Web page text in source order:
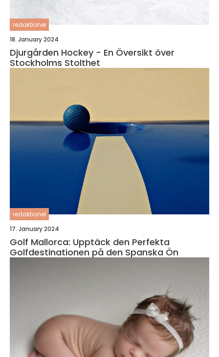
redaktionel
18. January 2024
Djurgården Hockey - En Översikt över
Stockholms Stolthet
redaktionel
17. January 2024
Golf Mallorca: Upptäck den Perfekta
Golfdestinationen på den Spanska Ön